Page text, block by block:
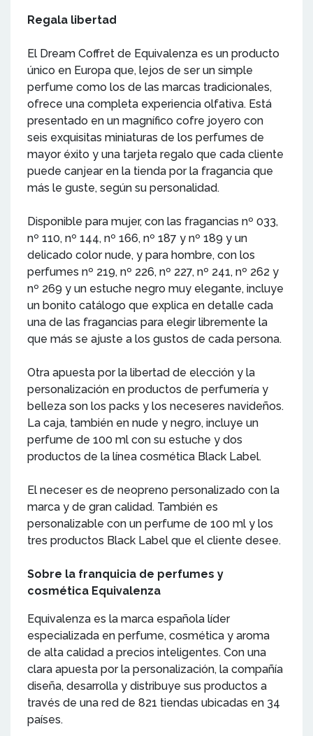
Regala libertad
El Dream Coffret de Equivalenza es un producto
único en Europa que, lejos de ser un simple
perfume como los de las marcas tradicionales,
ofrece una completa experiencia olfativa. Está
presentado en un magnífico cofre joyero con
seis exquisitas miniaturas de los perfumes de
mayor éxito y una tarjeta regalo que cada cliente
puede canjear en la tienda por la fragancia que
más le guste, según su personalidad.
Disponible para mujer, con las fragancias nº 033,
nº 110, nº 144, nº 166, nº 187 y nº 189 y un
delicado color nude, y para hombre, con los
perfumes nº 219, nº 226, nº 227, nº 241, nº 262 y
nº 269 y un estuche negro muy elegante, incluye
un bonito catálogo que explica en detalle cada
una de las fragancias para elegir libremente la
que más se ajuste a los gustos de cada persona.
Otra apuesta por la libertad de elección y la
personalización en productos de perfumería y
belleza son los packs y los neceseres navideños.
La caja, también en nude y negro, incluye un
perfume de 100 ml con su estuche y dos
productos de la línea cosmética Black Label.
El neceser es de neopreno personalizado con la
marca y de gran calidad. También es
personalizable con un perfume de 100 ml y los
tres productos Black Label que el cliente desee.
Sobre la franquicia de perfumes y
cosmética Equivalenza
Equivalenza es la marca española líder
especializada en perfume, cosmética y aroma
de alta calidad a precios inteligentes. Con una
clara apuesta por la personalización, la compañía
diseña, desarrolla y distribuye sus productos a
través de una red de 821 tiendas ubicadas en 34
países.